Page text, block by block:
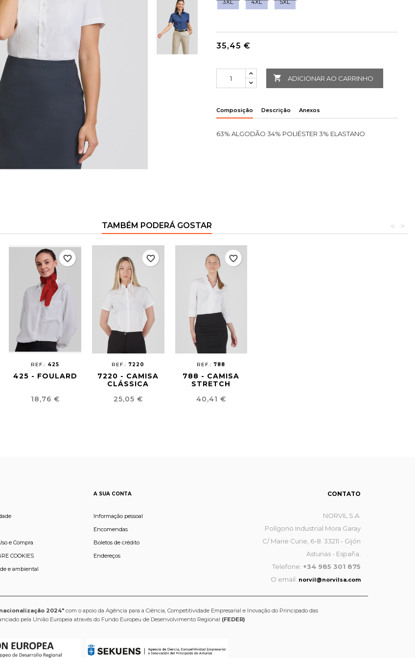
3XL 4XL 5XL
35,45 €
 ADICIONAR AO CARRINHO
Composição Descrição Anexos
63% ALGODÃO 34% POLIÉSTER 3% ELASTANO
TAMBÉM PODERÁ GOSTAR >
<
REF.: 425
425 - FOULARD
Preço
18,76 €
favorite_border
REF.: 7220
7220 - CAMISA
CLÁSSICA
Preço
25,05 €
favorite_border
REF.: 788
788 - CAMISA
STRETCH
Preço
40,41 €
favorite_border
e Compra
COOKIES
e ambiental
A SUA CONTA
Informação pessoal
Encomendas
Boletos de crédito
Endereços
CONTATO
NORVIL S.A.
Polígono Industrial Mora Garay
C/ Marie Curie, 6-8. 33211 - Gijón
Asturias - España.
Telefone: +34 985 301 875
O email: norvil@norvilsa.com
2024" com o apoio da Agência para a Ciência, Competitividade Empresarial e Inovação do Principado das
pela União Europeia através do Fundo Europeu de Desenvolvimento Regional (FEDER)